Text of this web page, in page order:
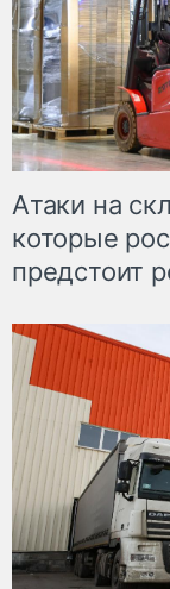
Атаки на
которые
предстоит